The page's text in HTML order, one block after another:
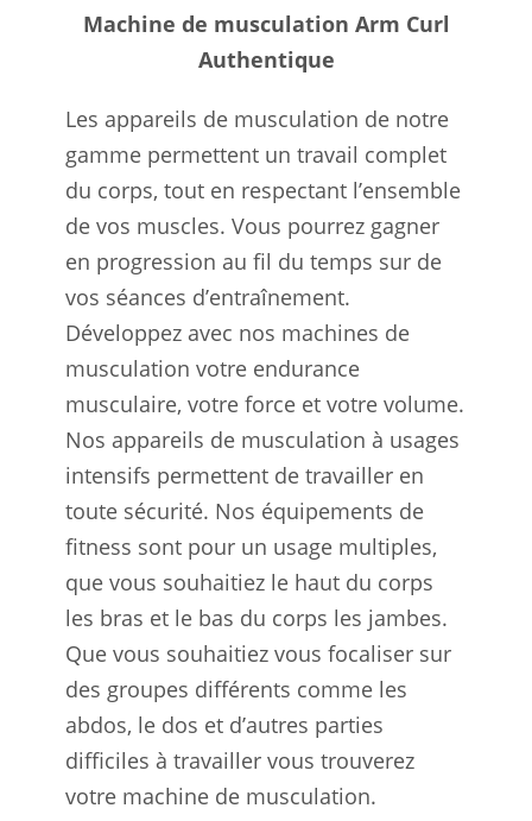
Machine de musculation Arm Curl
Authentique
Les appareils de musculation de notre
gamme permettent un travail complet
du corps, tout en respectant l’ensemble
de vos muscles. Vous pourrez gagner
en progression au fil du temps sur de
vos séances d’entraînement.
Développez avec nos machines de
musculation votre endurance
musculaire, votre force et votre volume.
Nos appareils de musculation à usages
intensifs permettent de travailler en
toute sécurité. Nos équipements de
fitness sont pour un usage multiples,
que vous souhaitiez le haut du corps
les bras et le bas du corps les jambes.
Que vous souhaitiez vous focaliser sur
des groupes différents comme les
abdos, le dos et d’autres parties
difficiles à travailler vous trouverez
votre machine de musculation.